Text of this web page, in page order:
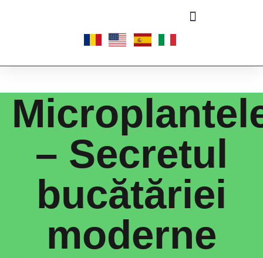
– Secretul
bucătăriei
moderne